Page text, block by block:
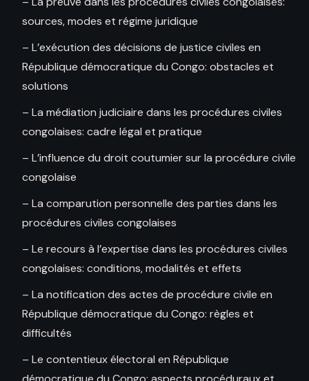
sources, modes et régime juridique
– L’exécution des décisions de justice civiles en
République démocratique du Congo: obstacles et
solutions
– La médiation judiciaire dans les procédures civiles
congolaises: cadre légal et pratique
– L’influence du droit coutumier sur la procédure civile
congolaise
– La comparution personnelle des parties dans les
procédures civiles congolaises
– Le recours à l’expertise dans les procédures civiles
congolaises: conditions, modalités et effets
– La notification des actes de procédure civile en
République démocratique du Congo: règles et
difficultés
– Le contentieux électoral en République